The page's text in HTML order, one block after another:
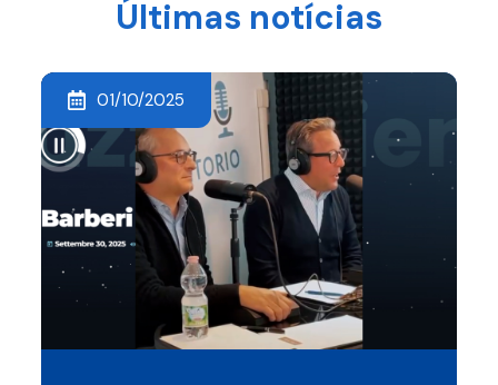
Últimas notícias
01/10/2025